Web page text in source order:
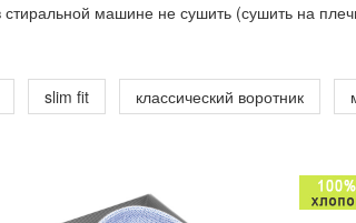
машине не сушить (сушить на
slim fit классический воротник